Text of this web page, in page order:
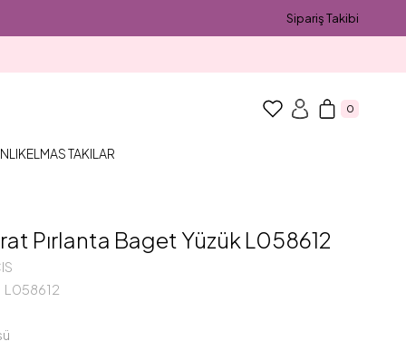
Sipariş Takibi
0
ELMAS TAKILAR
Pırlanta Baget Yüzük L058612
L058612